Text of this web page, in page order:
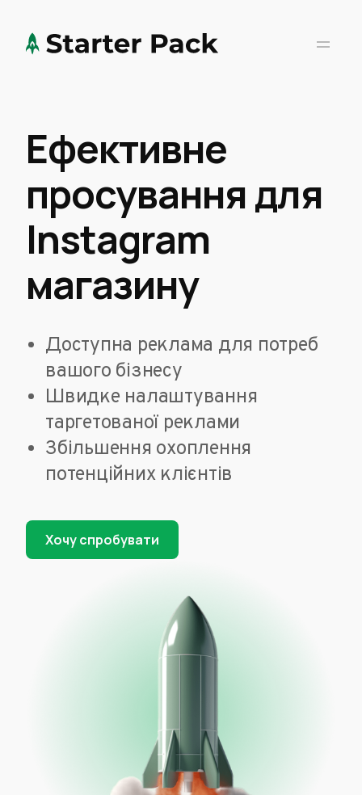
Ефективне
просування для
Instagram
магазину
Доступна реклама для потреб
вашого бізнесу
Швидке налаштування
таргетованої реклами
Збільшення охоплення
потенційних клієнтів
Хочу спробувати